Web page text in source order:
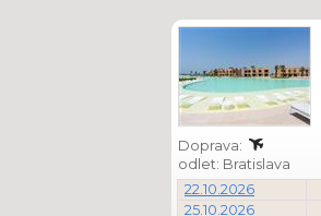
Doprava:
odlet: Bratislava
22.10.2026
25.10.2026